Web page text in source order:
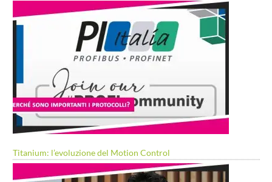
Titanium: l’evoluzione del Motion Control